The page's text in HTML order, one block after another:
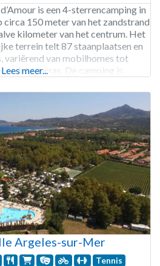
is een 4-sterrencamping in
150 meter van het zandstrand
kilometer van het centrum. Het
terrein telt 87 staanplaatsen en
variërend van mobilhomes tot
terras. De camping is
Lees meer...
Argeles-sur-Mer
Tennis